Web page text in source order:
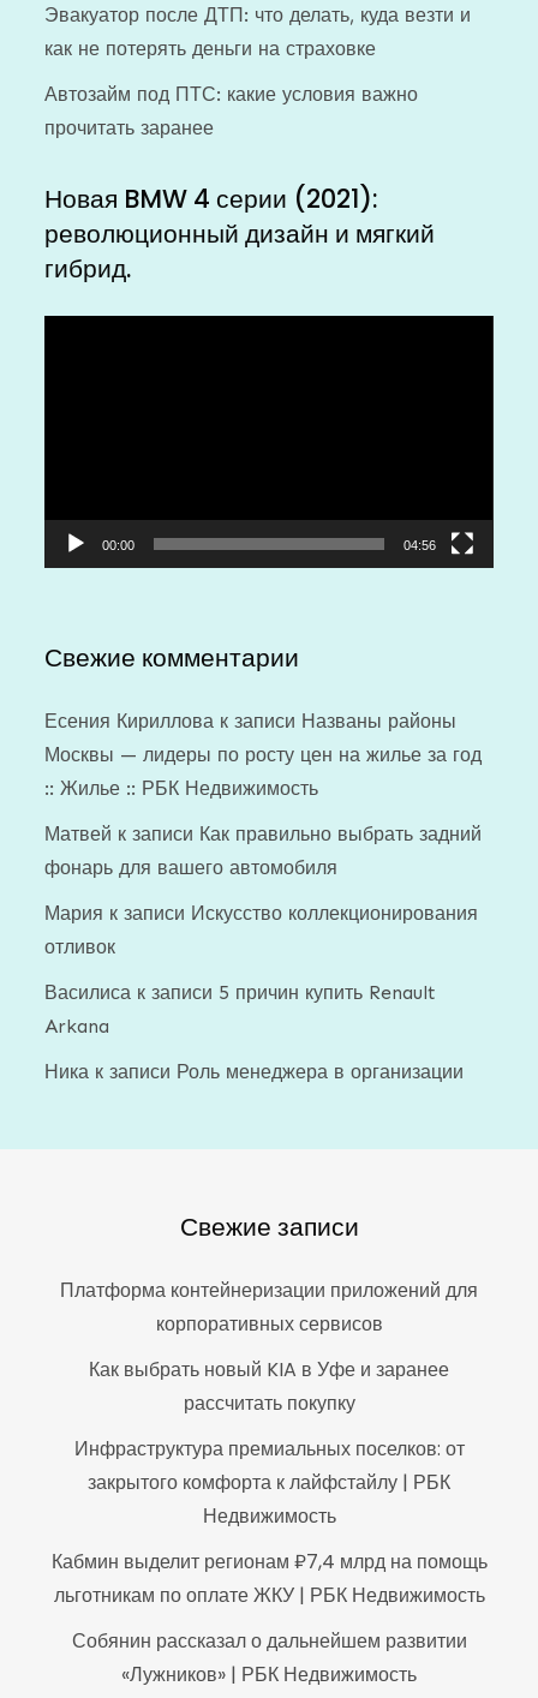
Эвакуатор после ДТП: что делать, куда везти и
как не потерять деньги на страховке
Автозайм под ПТС: какие условия важно
прочитать заранее
Новая BMW 4 серии (2021):
революционный дизайн и мягкий
гибрид.
00:00 04:56
Свежие комментарии
Есения Кириллова к записи Названы районы
Москвы — лидеры по росту цен на жилье за год
:: Жилье :: РБК Недвижимость
Матвей к записи Как правильно выбрать задний
фонарь для вашего автомобиля
Мария к записи Искусство коллекционирования
отливок
Василиса к записи 5 причин купить Renault
Arkana
Ника к записи Роль менеджера в организации
Свежие записи
Платформа контейнеризации приложений для
корпоративных сервисов
Как выбрать новый KIA в Уфе и заранее
рассчитать покупку
Инфраструктура премиальных поселков: от
закрытого комфорта к лайфстайлу | РБК
Недвижимость
Кабмин выделит регионам ₽7,4 млрд на помощь
льготникам по оплате ЖКУ | РБК Недвижимость
Собянин рассказал о дальнейшем развитии
«Лужников» | РБК Недвижимость